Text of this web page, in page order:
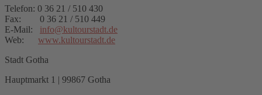
Telefon: 0 36 21 / 510 430
Fax: 0 36 21 / 510 449
E-Mail: info@kultourstadt.de
Web: www.kultourstadt.de
Stadt Gotha
Hauptmarkt 1 | 99867 Gotha